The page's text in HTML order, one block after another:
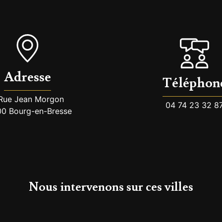
Adresse
Jean Morgon
Bourg-en-Bresse
04 74 23 32
Nous intervenons sur ces villes